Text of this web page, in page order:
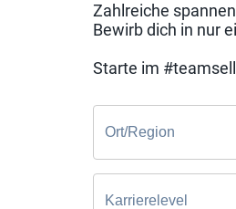
Zahlreiche
Bewirb dich in nur
Starte im
Ort/Region
Karrierelevel